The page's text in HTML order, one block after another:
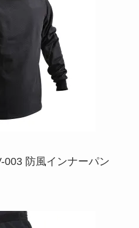
003 防風インナーパン